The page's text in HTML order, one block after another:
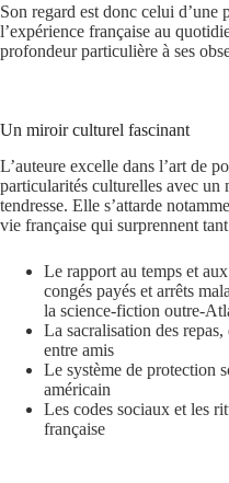
Son regard est donc celui
l’expérience française au
profondeur particulière à ses
Un miroir culturel fascinant
L’auteure excelle dans l’art de
particularités culturelles avec un
tendresse. Elle s’attarde
vie française qui surprennent
Le rapport au temps et
congés payés et arrêts
la science-fiction outre-
La sacralisation des
entre amis
Le système de protection
américain
Les codes sociaux et les
française